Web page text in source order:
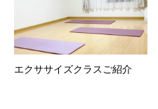
エクササイズクラスご紹介